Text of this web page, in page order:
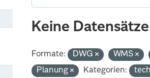
Keine
Formate: DWG WMS
Planung
Kategorien: